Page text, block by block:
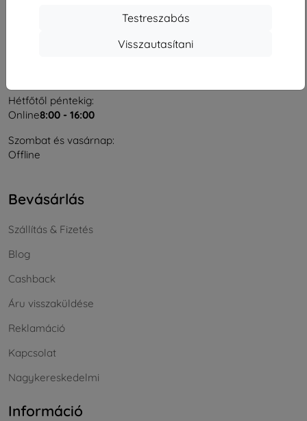
Testreszabás
Visszautasítani
Hétfőtől péntekig:
Online8:00 - 16:00
Szombat és vasárnap:
Offline
Bevásárlás
Szállítás & Fizetés
Blog
Cashback
Áru visszaküldése
Reklamáció
Kapcsolat
Nagykereskedelmi
Információ